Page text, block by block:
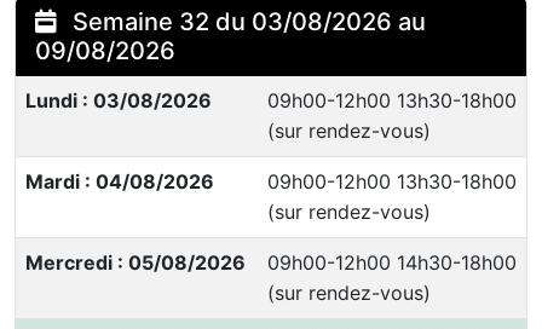
Semaine 32 du 03/08/2026 au
09/08/2026
Lundi : 03/08/2026
09h00-12h00 13h30-18h00
(sur rendez-vous)
Mardi : 04/08/2026
09h00-12h00 13h30-18h00
(sur rendez-vous)
Mercredi : 05/08/2026
09h00-12h00 14h30-18h00
(sur rendez-vous)